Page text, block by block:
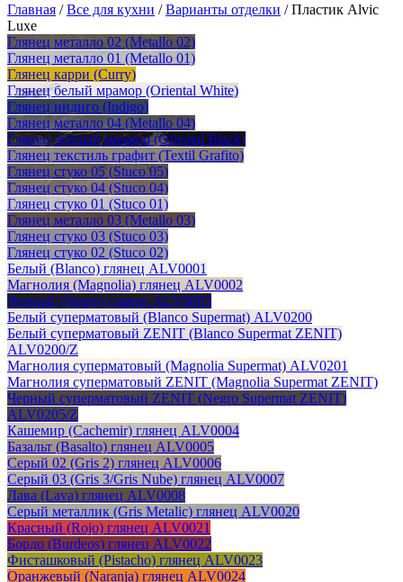
Главная /Все для кухни /Варианты отделки /Пластик Alvic
Luxe
Глянец металло 02 (Metallo 02)
Глянец металло 01 (Metallo 01)
Глянец карри (Curry)
Глянец белый мрамор (Oriental White)
Глянец индиго (Indigo)
Глянец металло 04 (Metallo 04)
Глянец черный мрамор (Oriental Black)
Глянец текстиль графит (Textil Grafito)
Глянец стуко 05 (Stuco 05)
Глянец стуко 04 (Stuco 04)
Глянец стуко 01 (Stuco 01)
Глянец металло 03 (Metallo 03)
Глянец стуко 03 (Stuco 03)
Глянец стуко 02 (Stuco 02)
Белый (Blanco) глянец ALV0001
Магнолия (Magnolia) глянец ALV0002
Черный (Negro) глянец ALV0003
Белый суперматовый (Blanco Supermat) ALV0200
Белый суперматовый ZENIT (Blanco Supermat ZENIT)
ALV0200/Z
Магнолия суперматовый (Magnolia Supermat) ALV0201
Магнолия суперматовый ZENIT (Magnolia Supermat ZENIT)
Черный суперматовый ZENIT (Negro Supermat ZENIT)
ALV0205/Z
Кашемир (Cachemir) глянец ALV0004
Базальт (Basalto) глянец ALV0005
Серый 02 (Gris 2) глянец ALV0006
Серый 03 (Gris 3/Gris Nube) глянец ALV0007
Лава (Lava) глянец ALV0008
Серый металлик (Gris Metalic) глянец ALV0020
Красный (Rojo) глянец ALV0021
Бордо (Burdeos) глянец ALV0022
Фисташковый (Pistacho) глянец ALV0023
Оранжевый (Naranja) глянец ALV0024